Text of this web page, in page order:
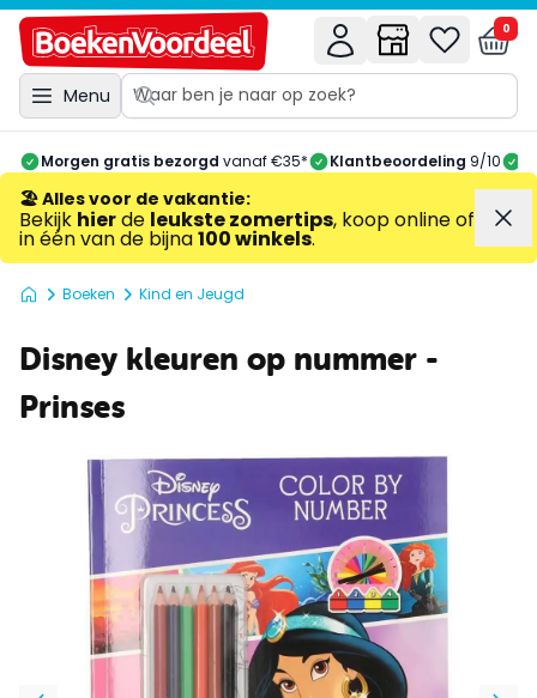
Menu
0
Morgen gratis bezorgd vanaf €35* Klantbeoordeling 9/10
🏖️ Alles voor de vakantie:
Bekijk hierde leukste zomertips, koop online of
in één van de bijna100 winkels.
Boeken Kind en Jeugd
Disney kleuren op nummer -
Prinses